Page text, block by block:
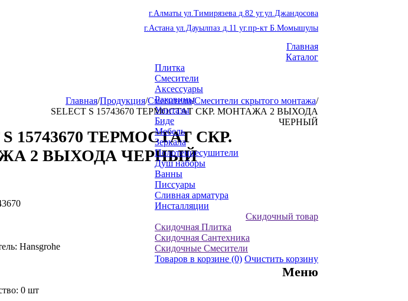
г.Алматы ул.Тимирязева д.82 уг.ул.Джандосова
г.Астана ул.Дауылпаз д.11 уг.пр-кт Б.Момышулы
Главная
Каталог
Плитка
Смесители
Аксессуары
Раковины
Унитазы
Биде
Мебель
Зеркала
Полотенцесушители
Душ наборы
Ванны
Писсуары
Сливная арматура
Инсталляции
Скидочный товар
Скидочная Плитка
Скидочная Сантехника
Скидочные Смесители
Товаров в корзине (0) Очистить корзину
Меню
Главная/Продукция/Смесители/Смесители скрытого монтажа/
SELECT S 15743670 ТЕРМОСТАТ СКР. МОНТАЖА 2 ВЫХОДА
ЧЕРНЫЙ
S 15743670 ТЕРМОСТАТ СКР.
2 ВЫХОДА ЧЕРНЫЙ
Hansgrohe
0 шт